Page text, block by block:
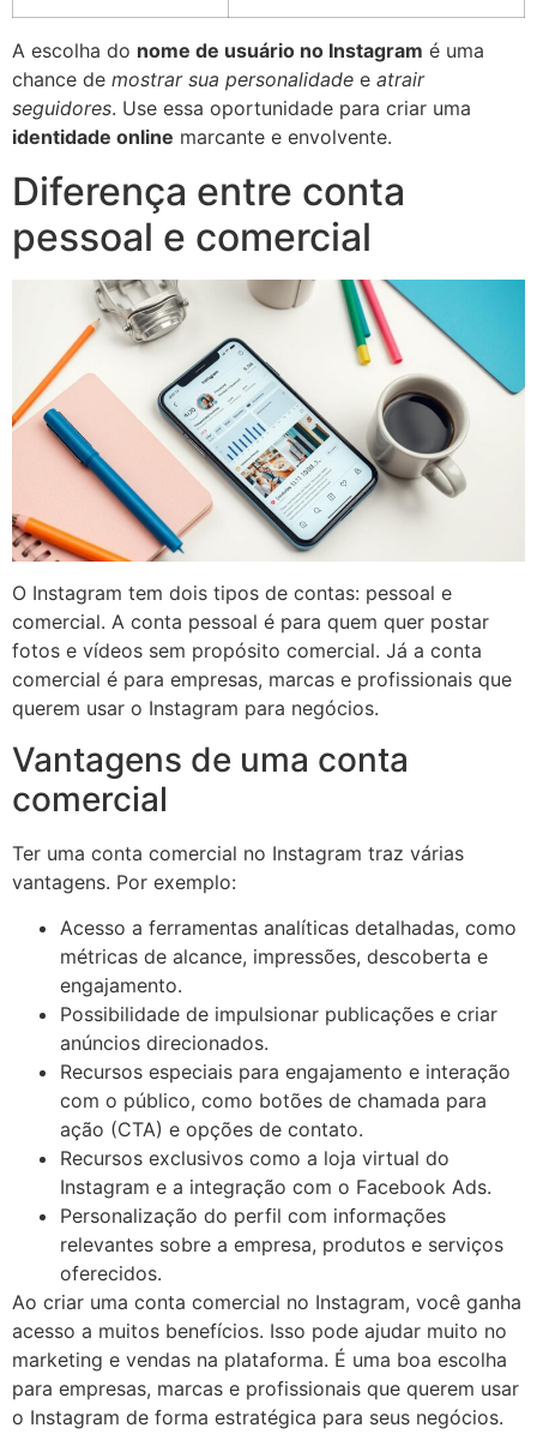
A escolha do nome de usuário no Instagram é uma
chance de mostrar sua personalidade e atrair
seguidores. Use essa oportunidade para criar uma
identidade online marcante e envolvente.
Diferença entre conta
pessoal e comercial
O Instagram tem dois tipos de contas: pessoal e
comercial. A conta pessoal é para quem quer postar
fotos e vídeos sem propósito comercial. Já a conta
comercial é para empresas, marcas e profissionais que
querem usar o Instagram para negócios.
Vantagens de uma conta
comercial
Ter uma conta comercial no Instagram traz várias
vantagens. Por exemplo:
Acesso a ferramentas analíticas detalhadas, como
métricas de alcance, impressões, descoberta e
engajamento.
Possibilidade de impulsionar publicações e criar
anúncios direcionados.
Recursos especiais para engajamento e interação
com o público, como botões de chamada para
ação (CTA) e opções de contato.
Recursos exclusivos como a loja virtual do
Instagram e a integração com o Facebook Ads.
Personalização do perfil com informações
relevantes sobre a empresa, produtos e serviços
oferecidos.
Ao criar uma conta comercial no Instagram, você ganha
acesso a muitos benefícios. Isso pode ajudar muito no
marketing e vendas na plataforma. É uma boa escolha
para empresas, marcas e profissionais que querem usar
o Instagram de forma estratégica para seus negócios.